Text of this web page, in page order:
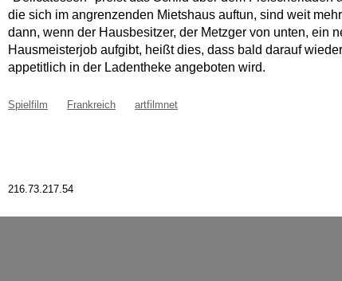
die sich im angrenzenden Mietshaus auftun, sind weit
dann, wenn der Hausbesitzer, der Metzger von unten, ein
Hausmeisterjob aufgibt, heißt dies, dass bald darauf
appetitlich in der Ladentheke angeboten wird.
Spielfilm Frankreich artfilmnet
216.73.217.54